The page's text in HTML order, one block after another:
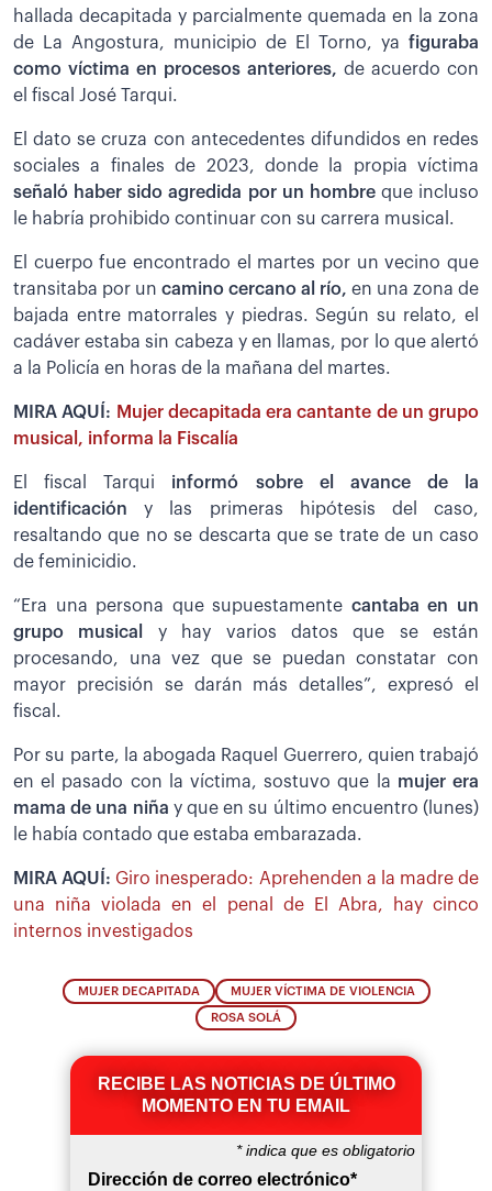
hallada decapitada y parcialmente quemada en la zona
de La Angostura, municipio de El Torno, ya figuraba
como víctima en procesos anteriores, de acuerdo con
el fiscal José Tarqui.
El dato se cruza con antecedentes difundidos en redes
sociales a finales de 2023, donde la propia víctima
señaló haber sido agredida por un hombre que incluso
le habría prohibido continuar con su carrera musical.
El cuerpo fue encontrado el martes por un vecino que
transitaba por un camino cercano al río, en una zona de
bajada entre matorrales y piedras. Según su relato, el
cadáver estaba sin cabeza y en llamas, por lo que alertó
a la Policía en horas de la mañana del martes.
MIRA AQUÍ: Mujer decapitada era cantante de un grupo
musical, informa la Fiscalía
El fiscal Tarqui informó sobre el avance de la
identificación y las primeras hipótesis del caso,
resaltando que no se descarta que se trate de un caso
de feminicidio.
“Era una persona que supuestamente cantaba en un
grupo musical
y hay varios datos que se están
procesando, una vez que se puedan constatar con
mayor precisión se darán más detalles”, expresó el
fiscal.
Por su parte, la abogada Raquel Guerrero, quien trabajó
en el pasado con la víctima, sostuvo que la mujer era
mama de una niña y que en su último encuentro (lunes)
le había contado que estaba embarazada.
MIRA AQUÍ: Giro inesperado: Aprehenden a la madre de
una niña violada en el penal de El Abra, hay cinco
internos investigados
MUJER DECAPITADA MUJER VÍCTIMA DE VIOLENCIA
ROSA SOLÁ
RECIBE LAS NOTICIAS DE ÚLTIMO
MOMENTO EN TU EMAIL
*indica que es obligatorio
Dirección de correo electrónico*